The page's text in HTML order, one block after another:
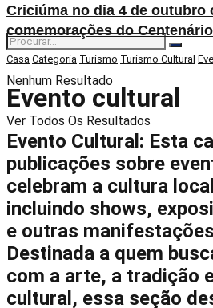
Nenhum Resultado
Ver Todos Os Resultados
Criciúma no dia 4 de outubro
comemorações do
Casa Categoria Turismo Turismo Cultural
Evento cultural
Evento Cultural: Esta
publicações sobre
celebram a cultura
incluindo shows,
e outras
Destinada a quem
com a arte, a tradição
cultural, essa seção